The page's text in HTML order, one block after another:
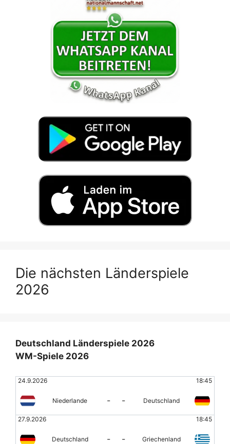
Die nächsten Länderspiele
2026
Deutschland Länderspiele 2026
WM-Spiele 2026
24.9.2026 18:45
Niederlande - - Deutschland
27.9.2026 18:45
Deutschland - - Griechenland